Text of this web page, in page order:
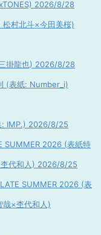
2026/8/28
村北斗×今田美桜)
掛龍也) 2026/8/28
(表紙: Number_i)
: IMP.) 2026/8/25
SUMMER 2026 (表紙特
代和人) 2026/8/25
SUMMER 2026 (表
哉×杢代和人)